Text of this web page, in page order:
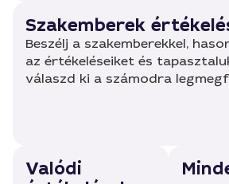
Szakemberek
Beszélj a szakemberekkel,
az értékeléseiket és
válaszd ki a számodra
Valódi